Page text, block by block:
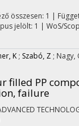
összesen: 1 |
jelölt: 1 | WoS/
K ; Szabó, Z ; Nagy,
filled PP
failure